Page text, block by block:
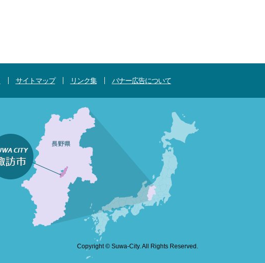
サイトマップ リンク集 バナー広告について
Copyright © Suwa-City. All Rights Reserved.